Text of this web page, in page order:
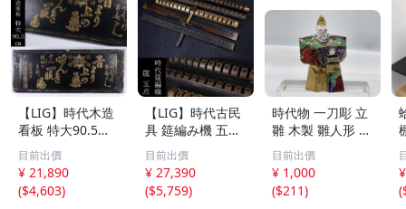
【LIG】時代木造
看板 特大90.5㎝
金彩 本舗 高田徳
左衛門 古美術品
2606.676
目前出價
¥ 21,890
($4,603)
【LIG】時代古民
具 筵編み機 五点
むしろ編み 筬 お
さ 農具 古道具 26
04.458
目前出價
¥ 27,390
($5,759)
時代物 一刀彫 立
雛 木製 雛人形 木
彫彩色 小型 2.2×
3.5×H5.7cm ひな
祭り 郷土玩具 木
工芸 置物 木彫人
目前出價
¥ 1,000
($211)
(